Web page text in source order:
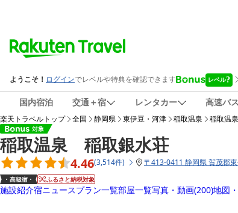
国内宿泊 交通＋宿 レンタカー 高速バ
楽天トラベルトップ 全国 静岡県 東伊豆・河津 稲取温泉 稲取温
稲取温泉 稲取銀水荘
4.46(3,514件) 〒413-0411 静岡県 賀茂郡
ふるさと納税対象
施設紹介宿ニュースプラン一覧部屋一覧写真・動画(200)地図